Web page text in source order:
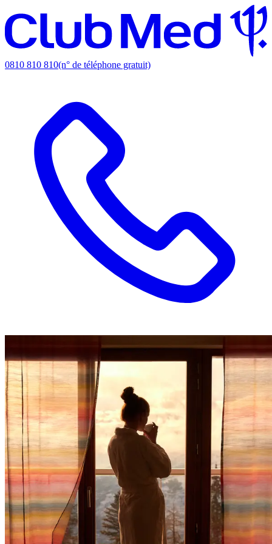
0810 810 810(n° de téléphone gratuit)